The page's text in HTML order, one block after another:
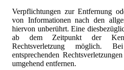
Verpflichtungen zur Entfernung
von Informationen nach den
hiervon unberührt. Eine
ab dem Zeitpunkt der
Rechtsverletzung möglich.
entsprechenden
umgehend entfernen.